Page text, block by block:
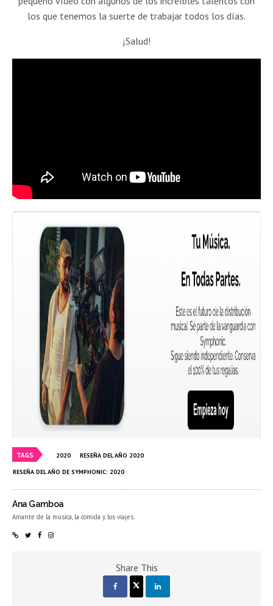
los que tenemos la suerte de trabajar todos los días.
¡Salud!
TAGS 2020 RESEÑA DEL AÑO 2020
RESEÑA DEL AÑO DE SYMPHONIC: 2020
Ana Gamboa
Amante de la música, la comida y los viajes.
Share This